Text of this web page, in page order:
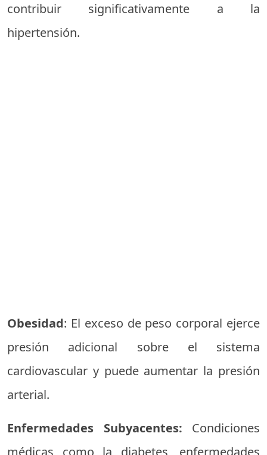
contribuir significativamente a la
hipertensión.
Obesidad: El exceso de peso corporal ejerce
presión adicional sobre el sistema
cardiovascular y puede aumentar la presión
arterial.
Enfermedades Subyacentes: Condiciones
médicas como la diabetes, enfermedades